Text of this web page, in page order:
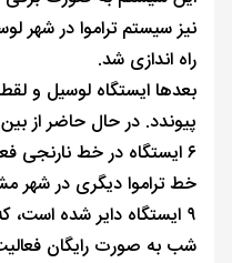
راه ‌اندازی شد.
بعدها ایستگاه لوسیل و
۶ ایستگاه در خط نارنجی فعالیت می‌ کنند.
خط تراموا دیگری در شهر
شب به صورت رایگان